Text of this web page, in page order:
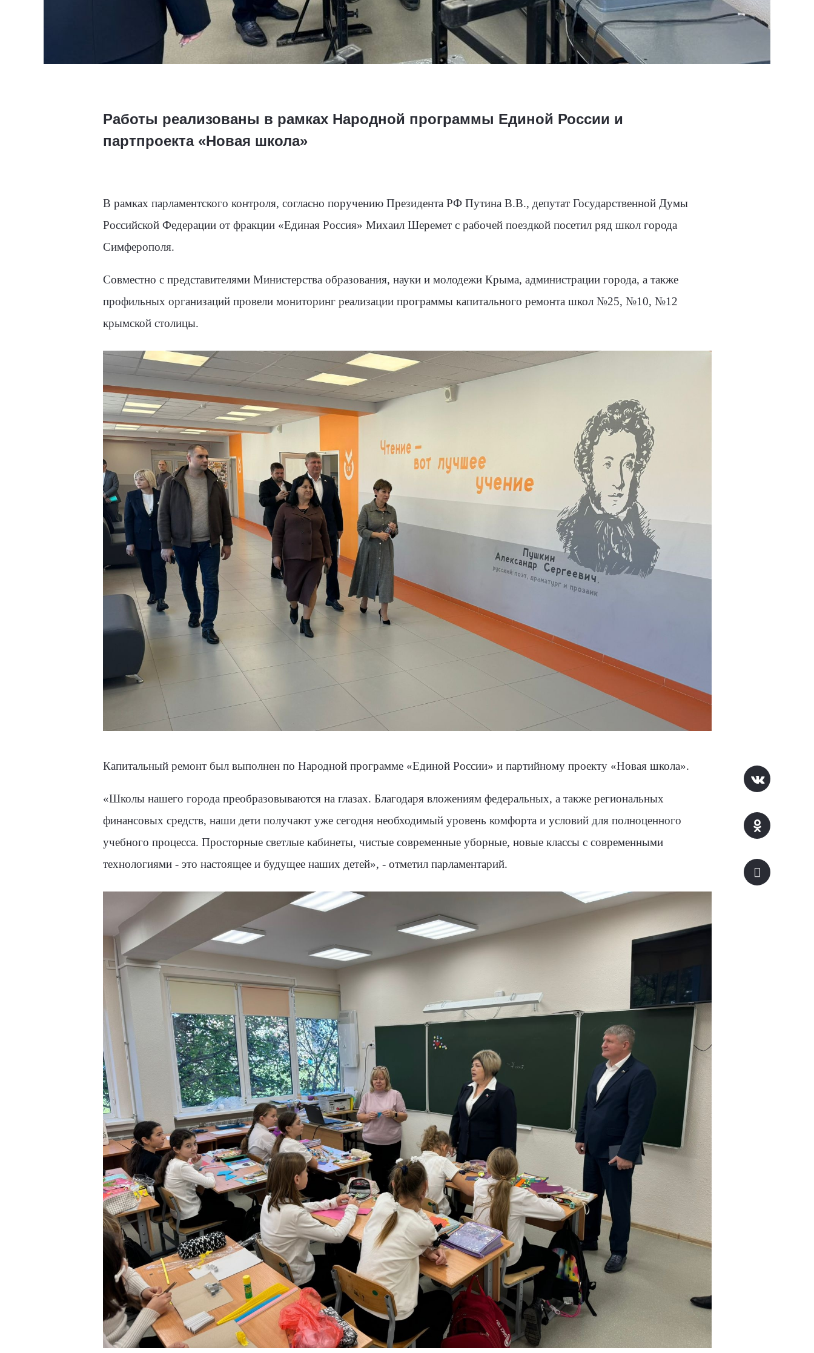
Работы реализованы в рамках Народной программы Единой России и
партпроекта «Новая школа»
В рамках парламентского контроля, согласно поручению Президента РФ Путина В.В., депутат Государственной Думы
Российской Федерации от фракции «Единая Россия» Михаил Шеремет с рабочей поездкой посетил ряд школ города
Симферополя.
Совместно с представителями Министерства образования, науки и молодежи Крыма, администрации города, а также
профильных организаций провели мониторинг реализации программы капитального ремонта школ №25, №10, №12
крымской столицы.
Капитальный ремонт был выполнен по Народной программе «Единой России» и партийному проекту «Новая школа».
«Школы нашего города преобразовываются на глазах. Благодаря вложениям федеральных, а также региональных
финансовых средств, наши дети получают уже сегодня необходимый уровень комфорта и условий для полноценного
учебного процесса. Просторные светлые кабинеты, чистые современные уборные, новые классы с современными
технологиями - это настоящее и будущее наших детей», - отметил парламентарий.